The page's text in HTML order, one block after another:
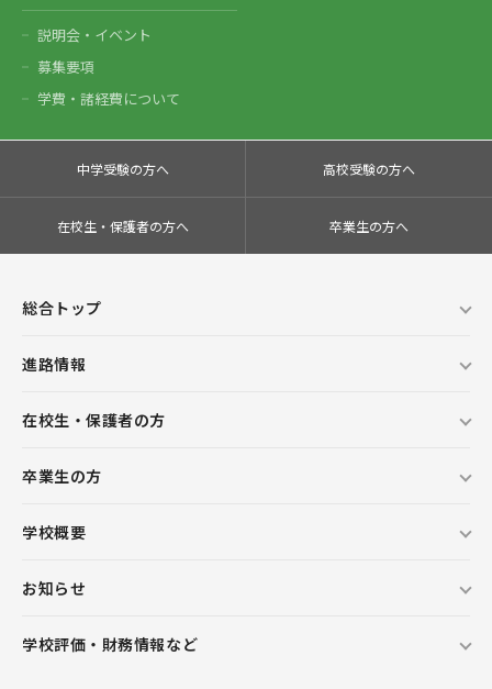
説明会・イベント
募集要項
学費・諸経費について
中学受験の方へ 高校受験の方へ
在校生・保護者の方へ 卒業生の方へ
総合トップ
進路情報
在校生・保護者の方
卒業生の方
学校概要
お知らせ
学校評価・財務情報など